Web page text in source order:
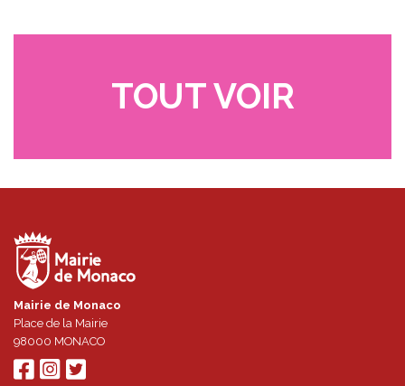
TOUT VOIR
Mairie de Monaco
Place de la Mairie
98000 MONACO